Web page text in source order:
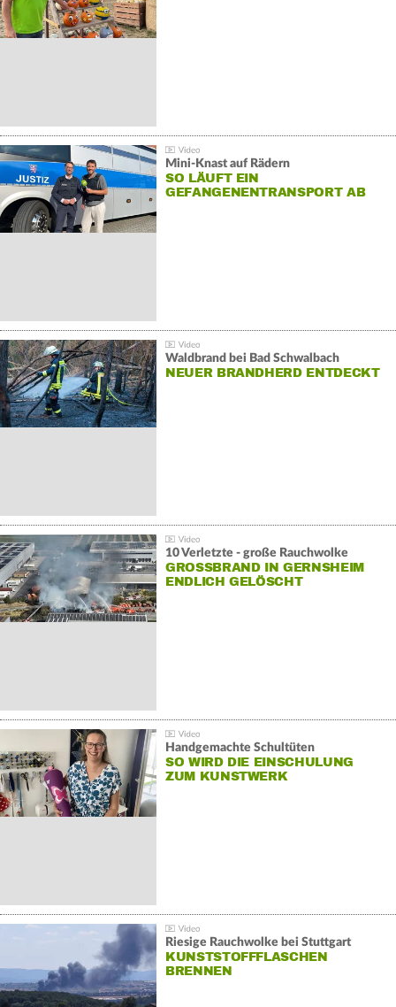
Mini-Knast auf Rädern
SO LÄUFT EIN
GEFANGENENTRANSPORT AB
Waldbrand bei Bad Schwalbach
NEUER BRANDHERD ENTDECKT
10 Verletzte - große Rauchwolke
GROSSBRAND IN GERNSHEIM E
NDLICH GELÖSCHT
Handgemachte Schultüten
SO WIRD DIE EINSCHULUNG
ZUM KUNSTWERK
Riesige Rauchwolke bei Stuttgart
KUNSTSTOFFFLASCHEN
BRENNEN